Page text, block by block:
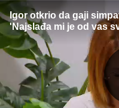
Igor otkrio da gaji
'Najslađa mi je od vas